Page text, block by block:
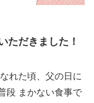
ただきました！
れた頃、父の日に
段 まかない食事で